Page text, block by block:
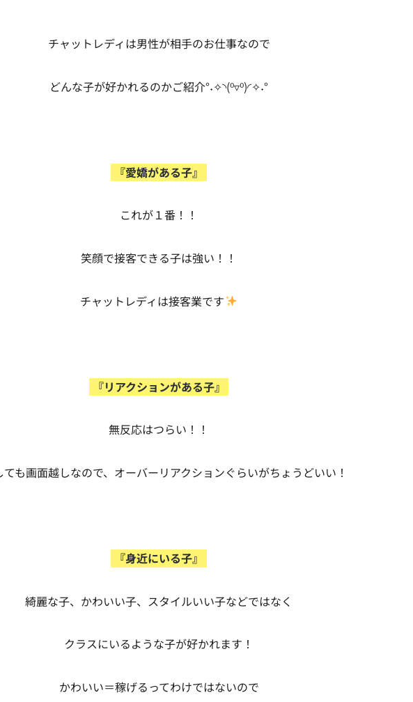
チャットレディは男性が相手のお仕事なので
どんな子が好かれるのかご紹介°˖✧◝(⁰▿⁰)◜✧˖°
『愛嬌がある子』
これが１番！！
笑顔で接客できる子は強い！！
チャットレディは接客業です
『リアクションがある子』
無反応はつらい！！
ても画面越しなので、オーバーリアクションぐらいがちょうどいい！
『身近にいる子』
綺麗な子、かわいい子、スタイルいい子などではなく
クラスにいるような子が好かれます！
かわいい＝稼げるってわけではないので